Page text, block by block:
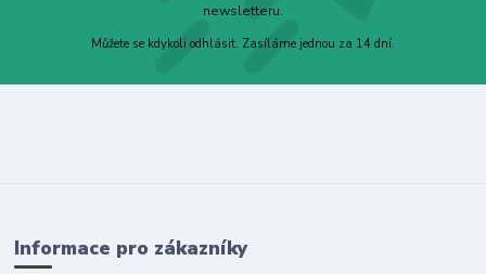
newsletteru.
Můžete se kdykoli odhlásit. Zasíláme jednou za 14 dní.
Informace pro zákazníky